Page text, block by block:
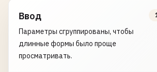
Ввод
Параметры сгруппированы, чтобы
длинные формы было проще
просматривать.